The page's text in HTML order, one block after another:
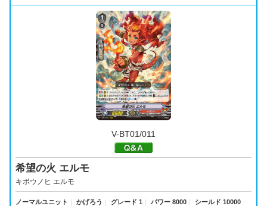
V-BT01/011
希望の火 エルモ
キボウノヒ エルモ
ノーマルユニット ｜ かげろう ｜ グレード 1 ｜ パワー 8000 ｜ シールド 10000